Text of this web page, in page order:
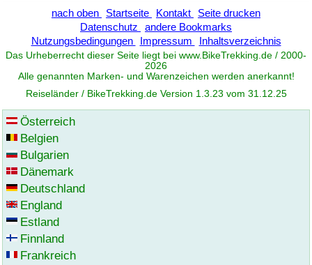
nach oben Startseite Kontakt
Seite drucken
Datenschutz
andere Bookmarks
Nutzungsbedingungen
Impressum Inhaltsverzeichnis
Das Urheberrecht dieser Seite liegt bei www. BikeTrekking.de / 2000-
2026
Alle genannten Marken- und Warenzeichen werden anerkannt!
Reiseländer / BikeTrekking.de Version 1.3.23 vom 31.12.25
Österreich
Belgien
Bulgarien
Dänemark
Deutschland
England
Estland
Finnland
Frankreich